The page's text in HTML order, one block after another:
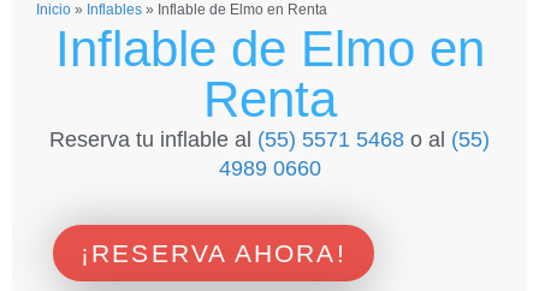
Inicio » Inflables » Inflable de Elmo en Renta
Inflable de Elmo en
Renta
Reserva tu inflable al (55) 5571 5468 o al (55)
4989 0660
¡RESERVA AHORA!